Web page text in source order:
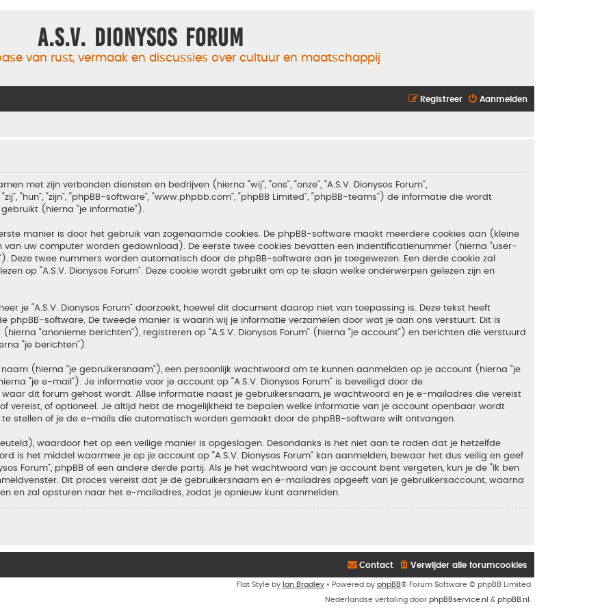
A.S.V. Dionysos Forum
van rust, vermaak en discussies over cultuur en maatschappij
Aanmelden
Registreer
met zijn verbonden diensten en bedrijven (hierna “wij”, “ons”, “onze”, “A.S.V. Dionysos Forum”,
“hun”, “zijn”, “phpBB-software”, “www.phpbb.com”, “phpBB Limited”, “phpBB-teams”) de informatie die wordt
(hierna “je informatie”).
manier is door het gebruik van zogenaamde cookies. De phpBB-software maakt meerdere cookies aan (kleine
uw computer worden gedownload). De eerste twee cookies bevatten een indentificatienummer (hierna “user-
Deze twee nummers worden automatisch door de phpBB-software aan je toegewezen. Een derde cookie zal
op “A.S.V. Dionysos Forum”. Deze cookie wordt gebruikt om op te slaan welke onderwerpen gelezen zijn en
je “A.S.V. Dionysos Forum” doorzoekt, hoewel dit document daarop niet van toepassing is. Deze tekst heeft
phpBB-software. De tweede manier is waarin wij je informatie verzamelen door wat je aan ons verstuurt. Dit is
“anonieme berichten”), registreren op “A.S.V. Dionysos Forum” (hierna “je account”) en berichten die verstuurd
“je berichten”).
(hierna “je gebruikersnaam”), een persoonlijk wachtwoord om te kunnen aanmelden op je account (hierna “je
“je e-mail”). Je informatie voor je account op “A.S.V. Dionysos Forum” is beveiligd door de
dit forum gehost wordt. Allse informatie naast je gebruikersnaam, je wachtwoord en je e-mailadres die vereist
of vereist, of optioneel. Je altijd hebt de mogelijkheid te bepalen welke informatie van je account openbaar wordt
stellen of je de e-mails die automatisch worden gemaakt door de phpBB-software wilt ontvangen.
waardoor het op een veilige manier is opgeslagen. Desondanks is het niet aan te raden dat je hetzelfde
is het middel waarmee je op je account op “A.S.V. Dionysos Forum” kan aanmelden, bewaar het dus veilig en geef
Forum”, phpBB of een andere derde partij. Als je het wachtwoord van je account bent vergeten, kun je de “Ik ben
Dit proces vereist dat je de gebruikersnaam en e-mailadres opgeeft van je gebruikersaccount, waarna
en zal opsturen naar het e-mailadres, zodat je opnieuw kunt aanmelden.
Verwijder alle forumcookies
Contact
Flat Style by Ian Bradley • Powered by phpBB® Forum Software © phpBB Limited
Nederlandse vertaling door phpBBservice.nl & phpBB.nl